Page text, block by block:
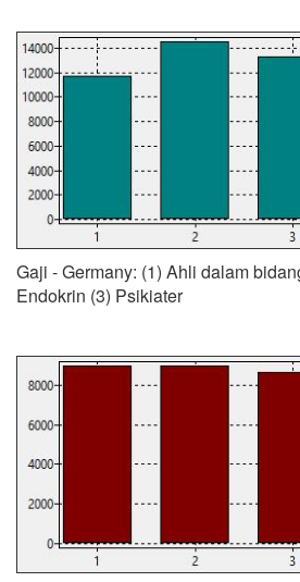
Gaji - Germany: (1) Ahli dalam
Endokrin (3) Psikiater